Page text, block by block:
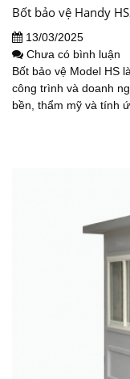
Bốt bảo vệ Handy
13/03/2025
Chưa có bình luận
Bốt bảo vệ Model HS
công trình và doanh
bền, thẩm mỹ và tính